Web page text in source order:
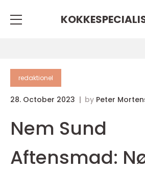
redaktionel
28. October 2023 by Peter
Nem Sund
Aftensmad: